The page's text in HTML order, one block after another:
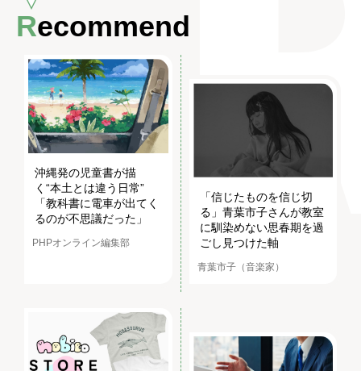
Recommend
沖縄発の児童書が描
く“本土とは違う日常”
「教科書に電車が出てく
るのが不思議だった」
PHPオンライン編集部
「信じたものを信じ切
る」青葉市子さんが教室
に馴染めない思春期を過
ごし見つけた軸
青葉市子（音楽家）